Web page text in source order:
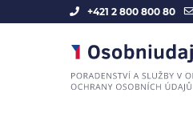
+421 2 800 800 80